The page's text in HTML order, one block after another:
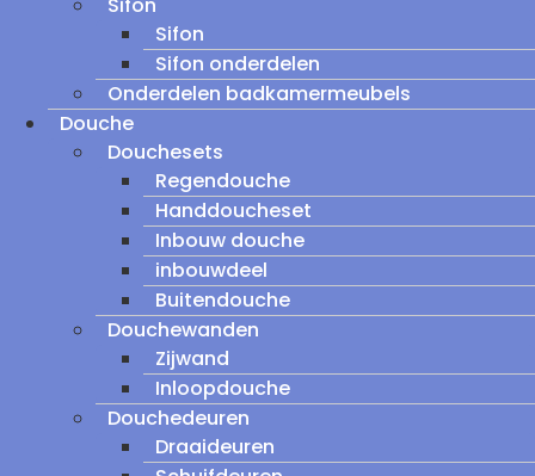
Sifon
Sifon onderdelen
Onderdelen badkamermeubels
Douche
Douchesets
Regendouche
Handdoucheset
Inbouw douche
inbouwdeel
Buitendouche
Douchewanden
Zijwand
Inloopdouche
Douchedeuren
Draaideuren